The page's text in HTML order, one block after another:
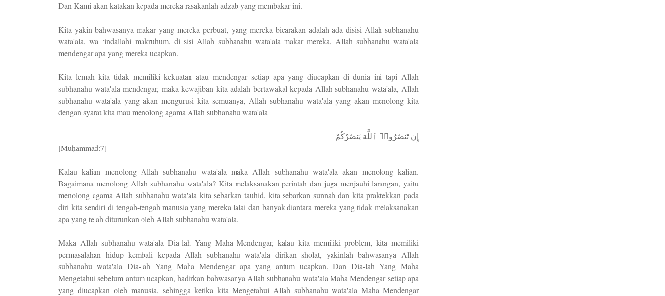
Dan Kami akan katakan kepada mereka rasakanlah adzab yang membakar ini.
Kita yakin bahwasanya makar yang mereka perbuat, yang mereka bicarakan adalah ada disisi Allah subhanahu
wata'ala, wa ‘indallahi makruhum, di sisi Allah subhanahu wata'ala makar mereka, Allah subhanahu wata'ala
mendengar apa yang mereka ucapkan.
Kita lemah kita tidak memiliki kekuatan atau mendengar setiap apa yang diucapkan di dunia ini tapi Allah
subhanahu wata'ala mendengar, maka kewajiban kita adalah bertawakal kepada Allah subhanahu wata'ala, Allah
subhanahu wata'ala yang akan mengurusi kita semuanya, Allah subhanahu wata'ala yang akan menolong kita
dengan syarat kita mau menolong agama Allah subhanahu wata'ala
إِن تَنصُرُوا۟ ٱللَّهَ يَنصُرْكُمْ
[Muḥammad:7]
Kalau kalian menolong Allah subhanahu wata'ala maka Allah subhanahu wata'ala akan menolong kalian.
Bagaimana menolong Allah subhanahu wata'ala? Kita melaksanakan perintah dan juga menjauhi larangan, yaitu
menolong agama Allah subhanahu wata'ala kita sebarkan tauhid, kita sebarkan sunnah dan kita praktekkan pada
diri kita sendiri di tengah-tengah manusia yang mereka lalai dan banyak diantara mereka yang tidak melaksanakan
apa yang telah diturunkan oleh Allah subhanahu wata'ala.
Maka Allah subhanahu wata'ala Dia-lah Yang Maha Mendengar, kalau kita memiliki problem, kita memiliki
permasalahan hidup kembali kepada Allah subhanahu wata'ala dirikan sholat, yakinlah bahwasanya Allah
subhanahu wata'ala Dia-lah Yang Maha Mendengar apa yang antum ucapkan. Dan Dia-lah Yang Maha
Mengetahui sebelum antum ucapkan, hadirkan bahwasanya Allah subhanahu wata'ala Maha Mendengar setiap apa
yang diucapkan oleh manusia, sehingga ketika kita Mengetahui Allah subhanahu wata'ala Maha Mendengar